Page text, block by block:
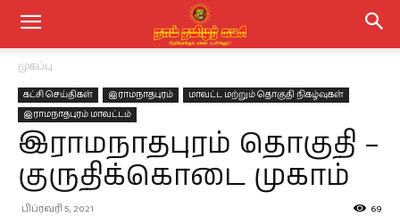
முகப்பு
கட்சி செய்திகள் இராமநாதபுரம்
மாவட்ட மற்றும் தொகுதி நிகழ்வுகள்
இராமநாதபுரம் மாவட்டம்
இராமநாதபுரம் தொகுதி –
குருதிக்கொடை முகாம்
பிப்ரவரி 5, 2021 69